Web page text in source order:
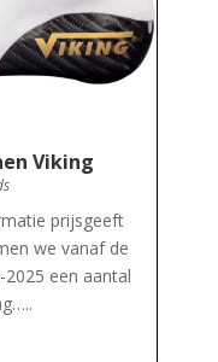
Viking
prijsgeeft
we vanaf de
een aantal